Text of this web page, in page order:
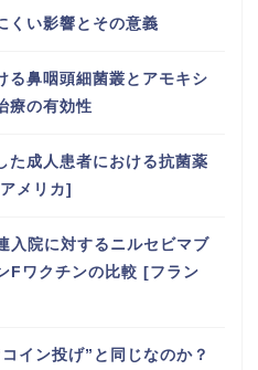
くい影響とその意義
る鼻咽頭細菌叢とアモキシ
療の有効性
た成人患者における抗菌薬
メリカ]
入院に対するニルセビマブ
Fワクチンの比較 [フラン
イン投げ”と同じなのか？